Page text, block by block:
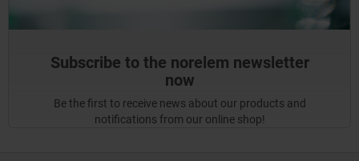
Subscribe to the norelem newsletter
now
Be the first to receive news about our products and
notifications from our online shop!